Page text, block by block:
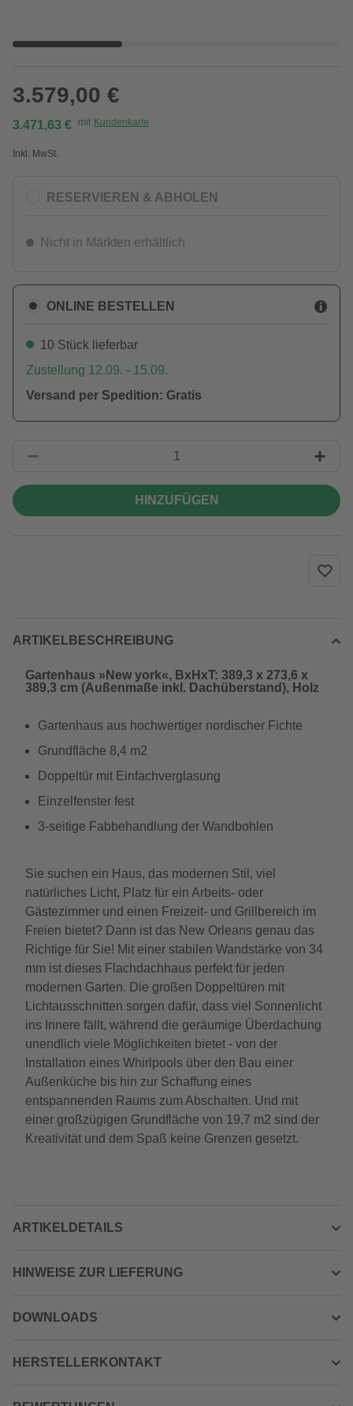
3.579,00 €
3.471,63 € mit Kundenkarte
Inkl. MwSt.
RESERVIEREN & ABHOLEN
Nicht in Märkten erhältlich
ONLINE BESTELLEN
10 Stück lieferbar
Zustellung 12.09. - 15.09.
Versand per Spedition: Gratis
HINZUFÜGEN
ARTIKELBESCHREIBUNG
Gartenhaus »New york«, BxHxT: 389,3 x 273,6 x
389,3 cm (Außenmaße inkl. Dachüberstand), Holz
Gartenhaus aus hochwertiger nordischer Fichte
Grundfläche 8,4 m2
Doppeltür mit Einfachverglasung
Einzelfenster fest
3-seitige Fabbehandlung der Wandbohlen
Sie suchen ein Haus, das modernen Stil, viel
natürliches Licht, Platz für ein Arbeits- oder
Gästezimmer und einen Freizeit- und Grillbereich im
Freien bietet? Dann ist das New Orleans genau das
Richtige für Sie! Mit einer stabilen Wandstärke von 34
mm ist dieses Flachdachhaus perfekt für jeden
modernen Garten. Die großen Doppeltüren mit
Lichtausschnitten sorgen dafür, dass viel Sonnenlicht
ins Innere fällt, während die geräumige Überdachung
unendlich viele Möglichkeiten bietet - von der
Installation eines Whirlpools über den Bau einer
Außenküche bis hin zur Schaffung eines
entspannenden Raums zum Abschalten. Und mit
einer großzügigen Grundfläche von 19,7 m2 sind der
Kreativität und dem Spaß keine Grenzen gesetzt.
ARTIKELDETAILS
HINWEISE ZUR LIEFERUNG
DOWNLOADS
HERSTELLERKONTAKT